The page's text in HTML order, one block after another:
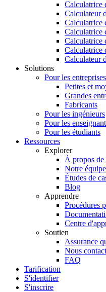
Calculatrice
Calculateur
Calculatrice
Calculatrice
Calculatrice
Calculatrice
Calculateur
Solutions
Pour les entreprises
Petites et
Grandes
Fabricants
Pour les ingénieurs
Pour les
Pour les étudiants
Ressources
Explorer
À propos de
Notre équipe
Études de
Blog
Apprendre
Procédures
Centre
Soutien
Assurance
Nous
FAQ
Tarification
S'identifier
S'inscrire